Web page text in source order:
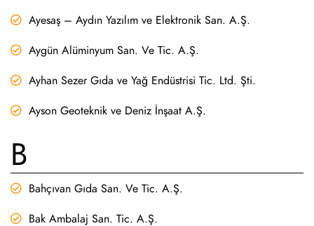
Ayesaş – Aydın Yazılım ve Elektronik San. A.Ş.
Aygün Alüminyum San. Ve Tic. A.Ş.
Ayhan Sezer Gıda ve Yağ Endüstrisi Tic. Ltd. Şti.
Ayson Geoteknik ve Deniz İnşaat A.Ş.
B
Bahçıvan Gıda San. Ve Tic. A.Ş.
Bak Ambalaj San. Tic. A.Ş.